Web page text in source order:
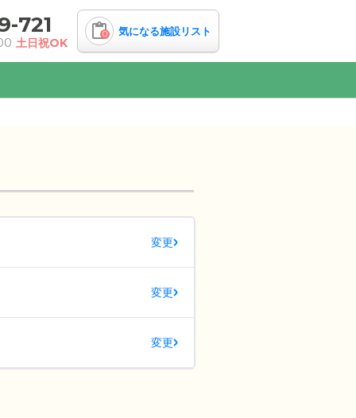
721
土日祝OK
0 気になる施設リスト
変更
変更
変更